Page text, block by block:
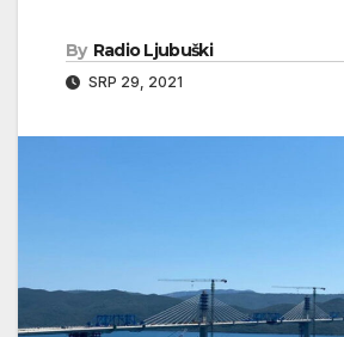
By Radio Ljubuški
SRP 29, 2021